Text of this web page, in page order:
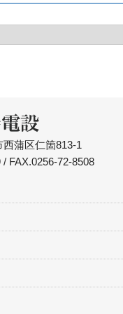
西蒲区仁箇813-1
FAX.0256-72-8508